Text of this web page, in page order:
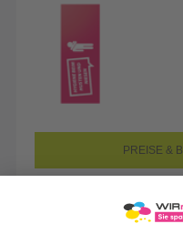
PREISE &
Etiketten auf Rolle,